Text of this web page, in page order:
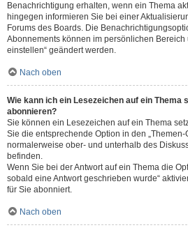
Benachrichtigung erhalten, wenn ein Thema
hingegen informieren Sie bei einer
Forums des Boards. Die
Abonnements können im persönlichen Bereich
einstellen“ geändert werden.
Nach oben
Wie kann ich ein Lesezeichen auf ein Thema
abonnieren?
Sie können ein Lesezeichen auf ein Thema
Sie die entsprechende Option in den
normalerweise ober- und unterhalb des
befinden.
Wenn Sie bei der Antwort auf ein Thema die
sobald eine Antwort geschrieben wurde“
für Sie abonniert.
Nach oben